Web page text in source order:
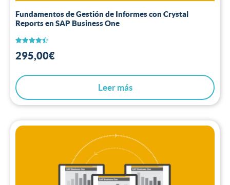
Fundamentos de Gestión de Informes con Crystal
Reports en SAP Business One
con
4.50
295,00€
Leer más